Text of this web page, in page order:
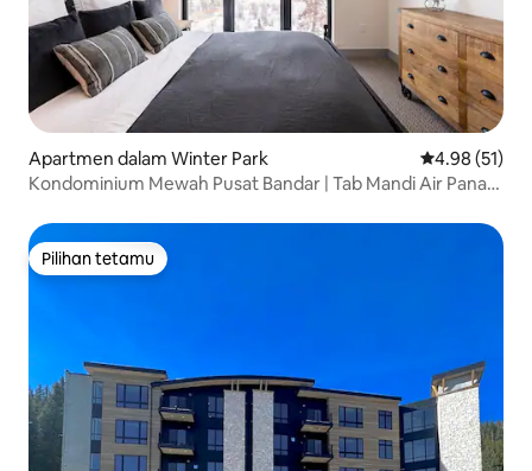
Apartmen dalam Winter Park Penarafan
4.98 (51)
Kondominium Mewah Pusat Bandar | Tab Mandi Air Panas |
Pilihan tetamu
Pilihan tetamu